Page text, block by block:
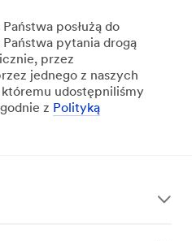
posłużą do
pytania drogą
przez
jednego z naszych
udostępniliśmy
z Polityką